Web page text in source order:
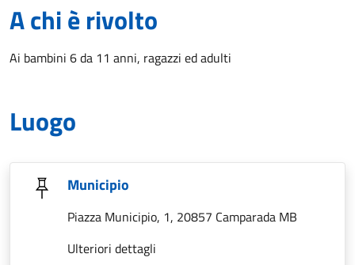
A chi è rivolto
Ai bambini 6 da 11 anni, ragazzi ed adulti
Luogo
Municipio
Piazza Municipio, 1, 20857 Camparada MB
Ulteriori dettagli